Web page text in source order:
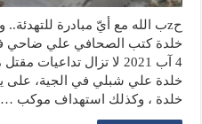
خلدة كتب الصحافي علي ضاحي في
خلدة علي شبلي في الجية، على
خلدة ، وكذلك استهداف موكب …